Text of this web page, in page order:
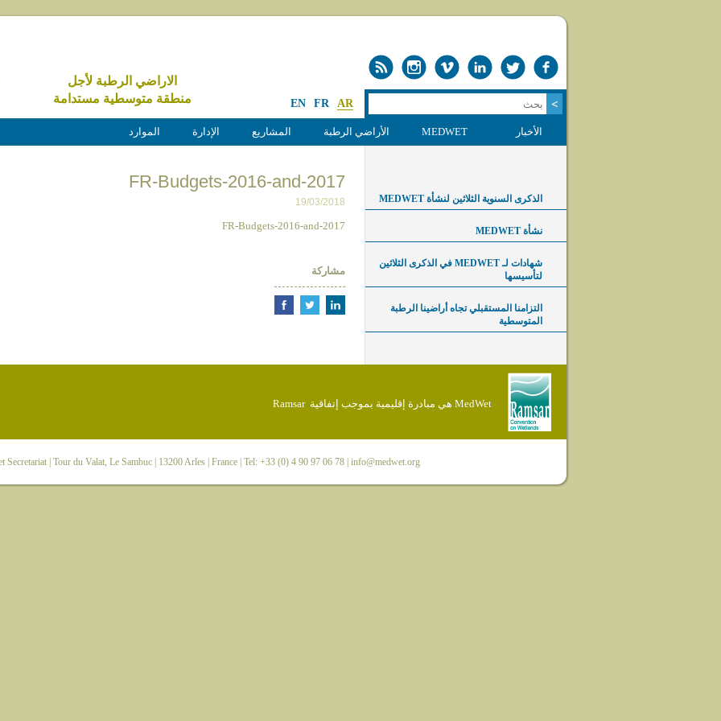
الاراضي الرطبة لأجل
منطقة متوسطية مستدامة
EN FR AR
الأخبار MEDWET الأراضي الرطبة المشاريع الإدارة الموارد
FR-Budgets-2016-and-2017
19/03/2018
FR-Budgets-2016-and-2017
مشاركة
الذكرى السنوية الثلاثين لنشأة MEDWET
نشأة MEDWET
شهادات لـ MEDWET في الذكرى الثلاثين
لتأسيسها
التزامنا المستقبلي تجاه أراضينا الرطبة
المتوسطية
MedWet هي مبادرة إقليمية بموجب إتفاقية Ramsar
Secretariat| Tour du Valat, Le Sambuc | 13200 Arles | France | Tel: +33 (0) 4 90 97 06 78 | info@medwet.org